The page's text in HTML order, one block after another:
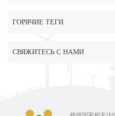
ГОРЯЧИЕ ТЕГИ
СВЯЖИТЕСЬ С НАМИ